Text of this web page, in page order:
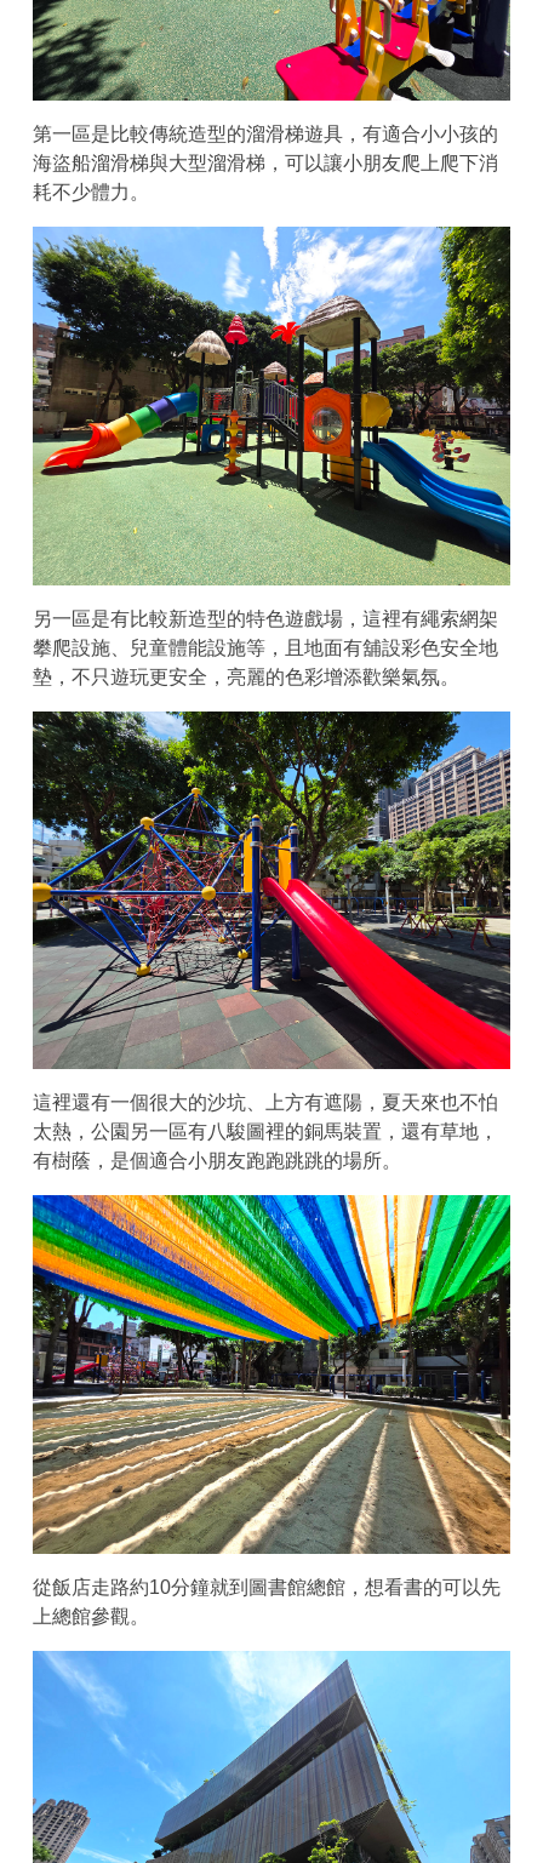
第一區是比較傳統造型的溜滑梯遊具，有適合小小孩的
海盜船溜滑梯與大型溜滑梯，可以讓小朋友爬上爬下消
耗不少體力。
另一區是有比較新造型的特色遊戲場，這裡有繩索網架
攀爬設施、兒童體能設施等，且地面有舖設彩色安全地
墊，不只遊玩更安全，亮麗的色彩增添歡樂氣氛。
這裡還有一個很大的沙坑、上方有遮陽，夏天來也不怕
太熱，公園另一區有八駿圖裡的銅馬裝置，還有草地，
有樹蔭，是個適合小朋友跑跑跳跳的場所。
從飯店走路約10分鐘就到圖書館總館，想看書的可以先
上總館參觀。